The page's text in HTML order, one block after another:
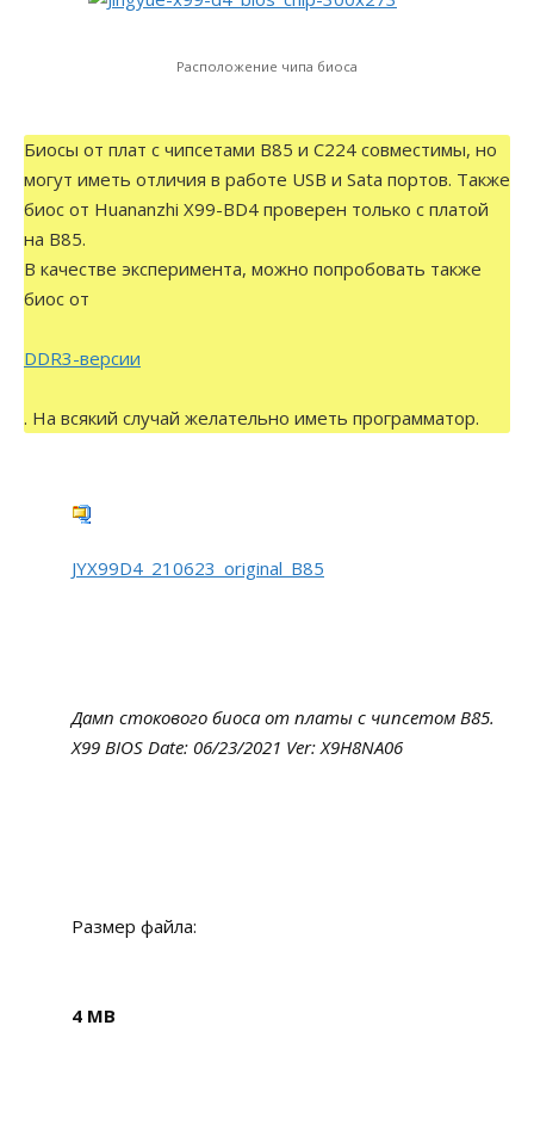
Расположение чипа биоса
Биосы от плат с чипсетами B85 и C224 совместимы, но
могут иметь отличия в работе USB и Sata портов. Также
биос от Huananzhi X99-BD4 проверен только с платой
на B85.
В качестве эксперимента, можно попробовать также
биос от
DDR3-версии
. На всякий случай желательно иметь программатор.
JYX99D4_210623_original_B85
Дамп стокового биоса от платы с чипсетом B85.
X99 BIOS Date: 06/23/2021 Ver: X9H8NA06
Размер файла:
4 MB